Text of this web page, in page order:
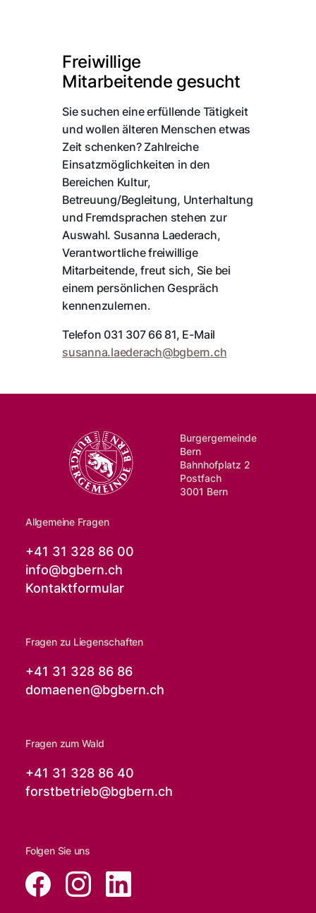
Freiwillige
Mitarbeitende gesucht
Sie suchen eine erfüllende Tätigkeit
und wollen älteren Menschen etwas
Zeit schenken? Zahlreiche
Einsatzmöglichkeiten in den
Bereichen Kultur,
Betreuung/Begleitung, Unterhaltung
und Fremdsprachen stehen zur
Auswahl. Susanna Laederach,
Verantwortliche freiwillige
Mitarbeitende, freut sich, Sie bei
einem persönlichen Gespräch
kennenzulernen.
Telefon 031 307 66 81, E-Mail
susanna.laederach@bgbern.ch
Burgergemeinde
Bern
Bahnhofplatz 2
Postfach
3001 Bern
Allgemeine Fragen
+41 31 328 86 00
info@bgbern.ch
Kontaktformular
Fragen zu Liegenschaften
+41 31 328 86 86
domaenen@bgbern.ch
Fragen zum Wald
+41 31 328 86 40
forstbetrieb@bgbern.ch
Folgen Sie uns